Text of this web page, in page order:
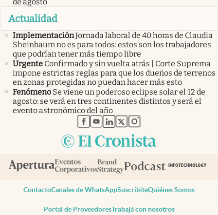
Actualidad
ImplementaciónJornada laboral de 40 horas de Claudia
Sheinbaum no es para todos: estos son los trabajadores
que podrían tener más tiempo libre
Urgente Confirmado y sin vuelta atrás | Corte Suprema
impone estrictas reglas para que los dueños de terrenos
en zonas protegidas no puedan hacer más esto
Fenómeno Se viene un poderoso eclipse solar el 12 de
agosto: se verá en tres continentes distintos y será el
evento astronómico del año
abre en nueva pestaña
abre en nueva pestaña
abre en nueva pestaña
abre en nueva pestaña
abre en nueva pestaña
ContactoCanales de WhatsAppSuscribiteQuiénes Somos
Portal de ProveedoresTrabajá con nosotros